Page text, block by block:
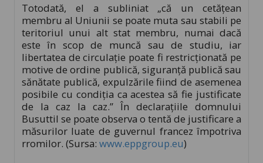
Totodată, el a subliniat „că un cetăţean
membru al Uniunii se poate muta sau stabili pe
teritoriul unui alt stat membru, numai dacă
este în scop de muncă sau de studiu, iar
libertatea de circulaţie poate fi restricţionată pe
motive de ordine publică, siguranţă publică sau
sănătate publică, expulzările fiind de asemenea
posibile cu condiţia ca acestea să fie justificate
de la caz la caz.” În declaraţiile domnului
Busuttil se poate observa o tentă de justificare a
măsurilor luate de guvernul francez împotriva
rromilor. (Sursa: www.eppgroup.eu)